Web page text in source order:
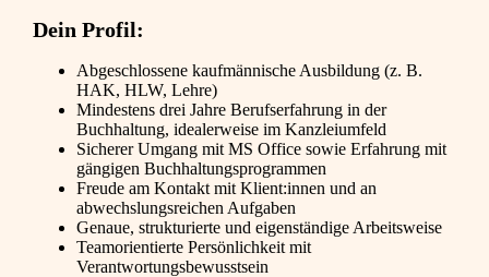
Dein Profil:
Abgeschlossene kaufmännische Ausbildung (z. B.
HAK, HLW, Lehre)
Mindestens drei Jahre Berufserfahrung in der
Buchhaltung, idealerweise im Kanzleiumfeld
Sicherer Umgang mit MS Office sowie Erfahrung mit
gängigen Buchhaltungsprogrammen
Freude am Kontakt mit Klient:innen und an
abwechslungsreichen Aufgaben
Genaue, strukturierte und eigenständige Arbeitsweise
Teamorientierte Persönlichkeit mit
Verantwortungsbewusstsein